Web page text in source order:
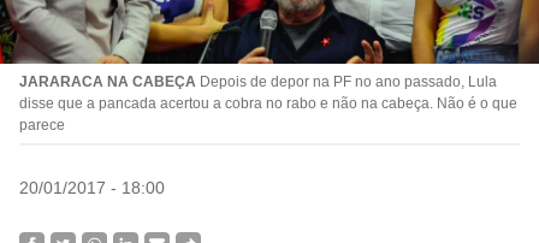
JARARACA NA CABEÇA Depois de depor na PF no ano passado, Lula
disse que a pancada acertou a cobra no rabo e não na cabeça. Não é o que
parece
20/01/2017 - 18:00